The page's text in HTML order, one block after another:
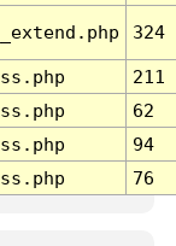
324
211
62
94
76